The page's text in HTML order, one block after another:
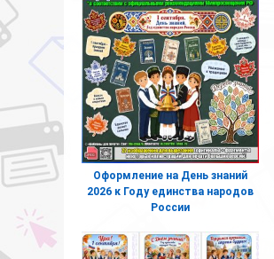
Оформление на День знаний
2026 к Году единства народов
России